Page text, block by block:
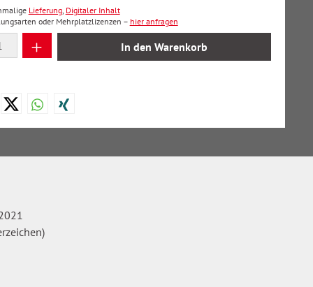
Lieferung, Digitaler Inhalt
oder Mehrplatzlizenzen – hier anfragen
Anzahl: Gib den gewünschten Wert ein
In den Warenkorb